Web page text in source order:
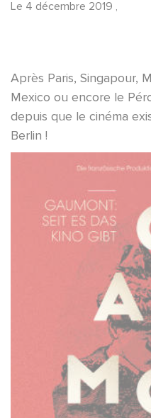
Le 4 décembre 2019 ,
Après Paris, Singapour,
Mexico ou encore le
depuis que le cinéma
Berlin !